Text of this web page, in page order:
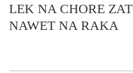
LEK NA CHORE
NAWET NA RAKA